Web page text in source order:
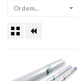
Ordem...